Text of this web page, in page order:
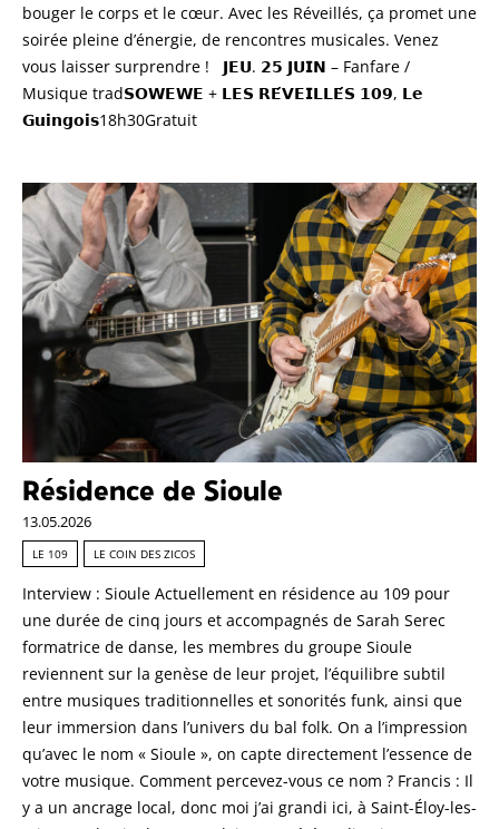
bouger le corps et le cœur. Avec les Réveillés, ça promet une
soirée pleine d’énergie, de rencontres musicales. Venez
vous laisser surprendre ! 𝗝𝗘𝗨. 𝟮𝟱 𝗝𝗨𝗜𝗡 – Fanfare /
Musique trad𝗦𝗢𝗪𝗘𝗪𝗘 + 𝗟𝗘𝗦 𝗥𝗘́𝗩𝗘𝗜𝗟𝗟𝗘́𝗦 𝟭𝟬𝟵, 𝗟𝗲
𝗚𝘂𝗶𝗻𝗴𝗼𝗶𝘀18h30Gratuit
Résidence de Sioule
13.05.2026
LE 109 LE COIN DES ZICOS
Interview : Sioule Actuellement en résidence au 109 pour
une durée de cinq jours et accompagnés de Sarah Serec
formatrice de danse, les membres du groupe Sioule
reviennent sur la genèse de leur projet, l’équilibre subtil
entre musiques traditionnelles et sonorités funk, ainsi que
leur immersion dans l’univers du bal folk. On a l’impression
qu’avec le nom « Sioule », on capte directement l’essence de
votre musique. Comment percevez-vous ce nom ? Francis : Il
y a un ancrage local, donc moi j’ai grandi ici, à Saint-Éloy-les-